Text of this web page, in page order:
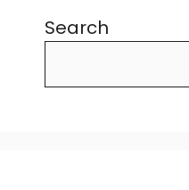
Search